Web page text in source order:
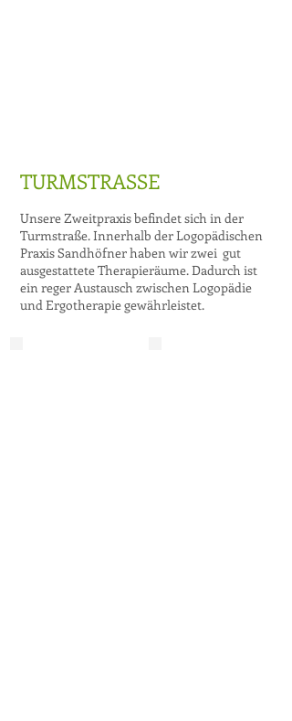
TURMSTRASSE
Unsere Zweitpraxis befindet sich in der
Turmstraße. Innerhalb der Logopädischen
Praxis Sandhöfner haben wir zwei gut
ausgestattete Therapieräume. Dadurch ist
ein reger Austausch zwischen Logopädie
und Ergotherapie gewährleistet.